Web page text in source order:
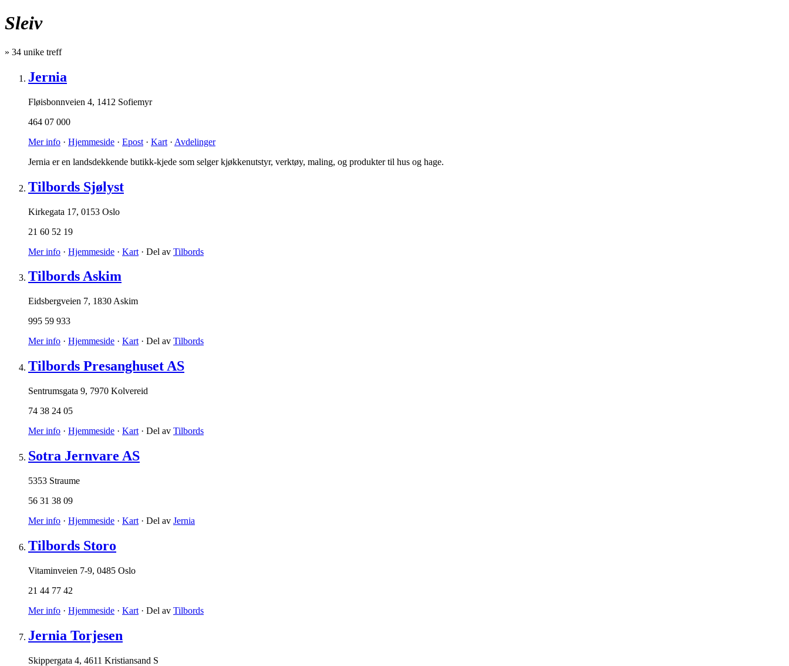
Sleiv
» 34 unike treff
Jernia
Fløisbonnveien 4, 1412 Sofiemyr
464 07 000
Mer info · Hjemmeside · Epost · Kart · Avdelinger
Jernia er en landsdekkende butikk-kjede som selger kjøkkenutstyr, verktøy, maling, og produkter til hus og hage.
Tilbords Sjølyst
Kirkegata 17, 0153 Oslo
21 60 52 19
Mer info · Hjemmeside · Kart · Del av Tilbords
Tilbords Askim
Eidsbergveien 7, 1830 Askim
995 59 933
Mer info · Hjemmeside · Kart · Del av Tilbords
Tilbords Presanghuset AS
Sentrumsgata 9, 7970 Kolvereid
74 38 24 05
Mer info · Hjemmeside · Kart · Del av Tilbords
Sotra Jernvare AS
5353 Straume
56 31 38 09
Mer info · Hjemmeside · Kart · Del av Jernia
Tilbords Storo
Vitaminveien 7-9, 0485 Oslo
21 44 77 42
Mer info · Hjemmeside · Kart · Del av Tilbords
Jernia Torjesen
Skippergata 4, 4611 Kristiansand S